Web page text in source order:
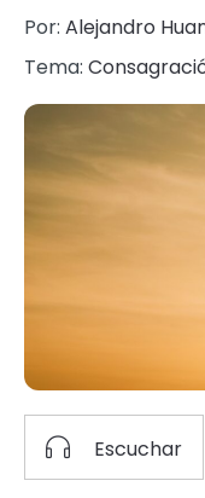
Por: Alejandro
Tema:
Escuchar